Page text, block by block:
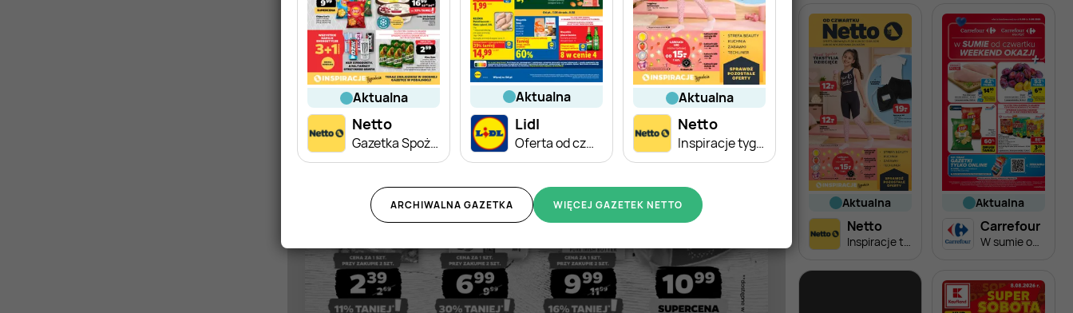
aktualna
Netto
Gazetka Spożywcza
aktualna
Lidl
Oferta od czwartku
aktualna
Netto
Inspiracje tygodnia Tekstylia dziecięce
WIĘCEJ GAZETEK NETTO
ARCHIWALNA GAZETKA aktualna
Netto
aktualna
Carrefour